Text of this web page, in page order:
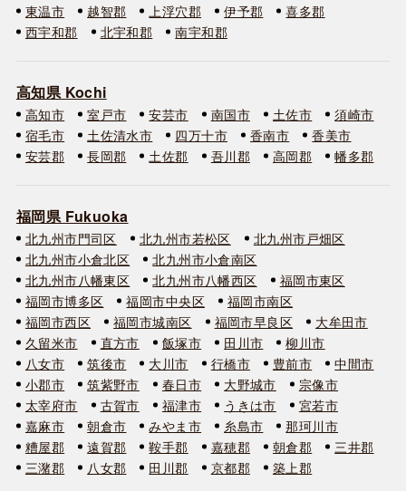
東温市
越智郡 上浮穴郡 伊予郡
喜多郡
西宇和郡
北宇和郡 南宇和郡
高知県 Kochi
高知市 室戸市 安芸市 南国市 土佐市
須崎市
宿毛市
土佐清水市 四万十市 香南市
香美市
安芸郡
長岡郡 土佐郡 吾川郡 高岡郡 幡多郡
福岡県 Fukuoka
北九州市門司区 北九州市若松区
北九州市戸畑区
北九州市小倉北区
北九州市小倉南区
北九州市八幡東区
北九州市八幡西区
福岡市東区
福岡市博多区
福岡市中央区
福岡市南区
福岡市西区
福岡市城南区 福岡市早良区
大牟田市
久留米市
直方市 飯塚市 田川市
柳川市
八女市
筑後市 大川市 行橋市 豊前市
中間市
小郡市
筑紫野市 春日市 大野城市
宗像市
太宰府市
古賀市 福津市 うきは市
宮若市
嘉麻市
朝倉市 みやま市 糸島市
那珂川市
糟屋郡
遠賀郡 鞍手郡 嘉穂郡 朝倉郡
三井郡
三潴郡
八女郡 田川郡 京都郡 築上郡